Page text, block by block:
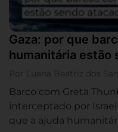
Gaza: por que
humanitária estão
Por Luana Beatriz dos
Barco com Greta
interceptado por Israel
que a ajuda